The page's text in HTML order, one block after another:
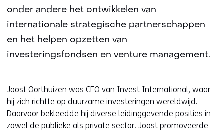
onder andere het ontwikkelen van
internationale strategische partnerschappen
en het helpen opzetten van
investeringsfondsen en venture management.
Joost Oorthuizen was CEO van Invest International, waar
hij zich richtte op duurzame investeringen wereldwijd.
Daarvoor bekleedde hij diverse leidinggevende posities in
zowel de publieke als private sector. Joost promoveerde